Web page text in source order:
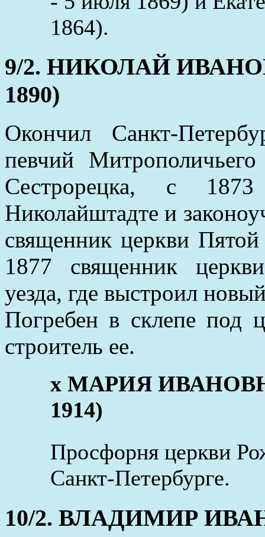
1864).
9/2. НИКОЛАЙ
1890)
Окончил Санкт-
певчий
Сестрорецка, с
Николайштадте и
священник церкви Пятой
1877 священник
уезда, где выстроил
Погребен в склепе под
строитель ее.
x МАРИЯ ИВАНОВНА
1914)
Просфорня церкви
Санкт-Петербурге.
10/2. ВЛАДИМИР